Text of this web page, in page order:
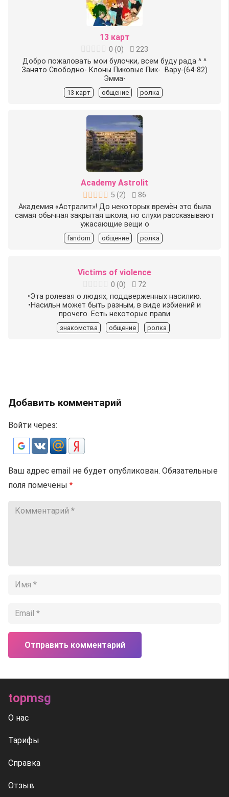
13 карт
0 (0)
223
Добро пожаловать мои булочки, всем буду рада ^ ^
Занято Свободно-️ Клоны Пиковые Пик- ️ Вару-(64-82)
Эмма-
13 карт общение ролка
Academy Astrolit
5 (2)
86
Академия «Астралит»! До некоторых времён это была
самая обычная закрытая школа, но слухи рассказывают
ужасающие вещи о
fandom общение ролка
Victims of violence
0 (0)
72
•Эта ролевая о людях, поддверженных насилию.
•Насильн может быть разным, в виде избиений и
прочего. Есть некоторые прави
знакомства общение ролка
Добавить комментарий
Войти через:
Ваш адрес email не будет опубликован. Обязательные
поля помечены *
Отправить комментарий
topmsg
О нас
Тарифы
Справка
Отзыв